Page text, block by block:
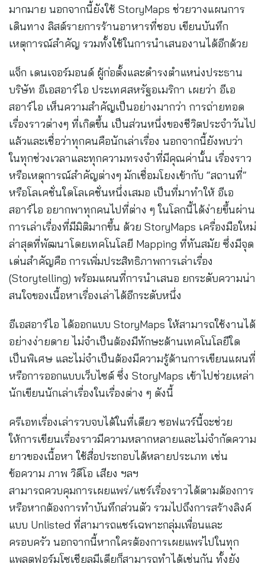
มากมาย นอกจากนี้ยังใช้ StoryMaps ช่วยวางแผนการ
เดินทาง ลิสต์รายการร้านอาหารที่ชอบ เขียนบันทึก
เหตุการณ์สำคัญ รวมทั้งใช้ในการนำเสนองานได้อีกด้วย
แจ็ก เดนเจอร์มอนด์ ผู้ก่อตั้งและดำรงตำแหน่งประธาน
บริษัท อีเอสอาร์ไอ ประเทศสหรัฐอเมริกา เผยว่า อีเอ
สอาร์ไอ เห็นความสำคัญเป็นอย่างมากว่า การถ่ายทอด
เรื่องราวต่างๆ ที่เกิดขึ้น เป็นส่วนหนึ่งของชีวิตประจำวันไป
แล้วและเชื่อว่าทุกคนคือนักเล่าเรื่อง นอกจากนี้ยังพบว่า
ในทุกช่วงเวลาและทุกความทรงจำที่มีคุณค่านั้น เรื่องราว
หรือเหตุการณ์สำคัญต่างๆ มักเชื่อมโยงเข้ากับ “สถานที่”
หรือโลเคชั่นใดโลเคชั่นหนึ่งเสมอ เป็นที่มาทำให้ อีเอ
สอาร์ไอ อยากพาทุกคนไปที่ต่าง ๆ ในโลกนี้ได้ง่ายขึ้นผ่าน
การเล่าเรื่องที่มีมิติมากขึ้น ด้วย StoryMaps เครื่องมือใหม่
ล่าสุดที่พัฒนาโดยเทคโนโลยี Mapping ที่ทันสมัย ซึ่งมีจุด
เด่นสำคัญคือ การเพิ่มประสิทธิภาพการเล่าเรื่อง
(Storytelling) พร้อมแผนที่การนำเสนอ ยกระดับความน่า
สนใจของเนื้อหาเรื่องเล่าได้อีกระดับหนึ่ง
อีเอสอาร์ไอ ได้ออกแบบ StoryMaps ให้สามารถใช้งานได้
อย่างง่ายดาย ไม่จำเป็นต้องมีทักษะด้านเทคโนโลยีใด
เป็นพิเศษ และไม่จำเป็นต้องมีความรู้ด้านการเขียนแผนที่
หรือการออกแบบเว็บไซต์ ซึ่ง StoryMaps เข้าไปช่วยเหล่า
นักเขียนนักเล่าเรื่องในเรื่องต่าง ๆ ดังนี้
ครีเอทเรื่องเล่ารวบจบได้ในที่เดียว ซอฟแวร์นี้จะช่วย
ให้การเขียนเรื่องราวมีความหลากหลายและไม่จำกัดความ
ยาวของเนื้อหา ใช้สื่อประกอบได้หลายประเภท เช่น
ข้อความ ภาพ วิดีโอ เสียง ฯลฯ
สามารถควบคุมการเผยแพร่/แชร์เรื่องราวได้ตามต้องการ
หรือหากต้องการทำบันทึกส่วนตัว รวมไปถึงการสร้างลิงค์
แบบ Unlisted ที่สามารถแชร์เฉพาะกลุ่มเพื่อนและ
ครอบครัว นอกจากนี้หากใครต้องการเผยแพร่ไปในทุก
แพลตฟอร์มโซเชียลมีเดียก็สามารถทำได้เช่นกัน ทั้งยัง